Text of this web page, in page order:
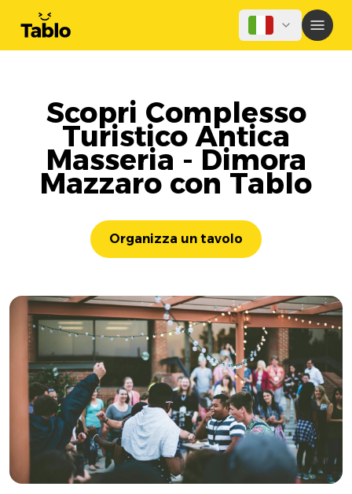
Scopri Complesso
Turistico Antica
Masseria - Dimora
Mazzaro con Tablo
Organizza un tavolo